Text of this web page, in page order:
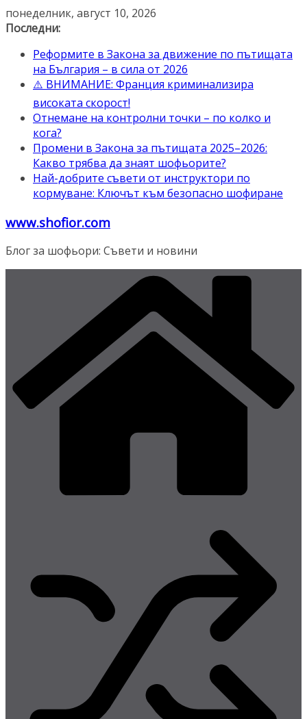
Skip
to
понеделник, август 10, 2026
Последни:
Реформите в Закона за движение по пътищата
на България – в сила от 2026
⚠️ ВНИМАНИЕ: Франция криминализира
високата скорост!
Отнемане на контролни точки – по колко и
кога?
Промени в Закона за пътищата 2025–2026:
Какво трябва да знаят шофьорите?
Най-добрите съвети от инструктори по
кормуване: Ключът към безопасно шофиране
www.shofior.com
Блог за шофьори: Съвети и новини